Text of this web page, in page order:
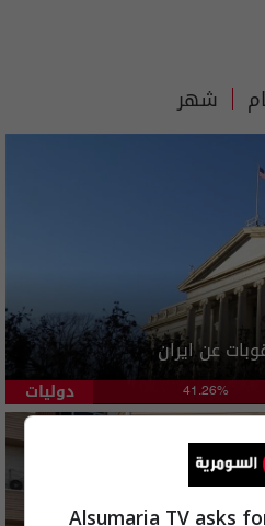
شهر
عن ايران
دوليات 41.26%
Alsumaria TV asks